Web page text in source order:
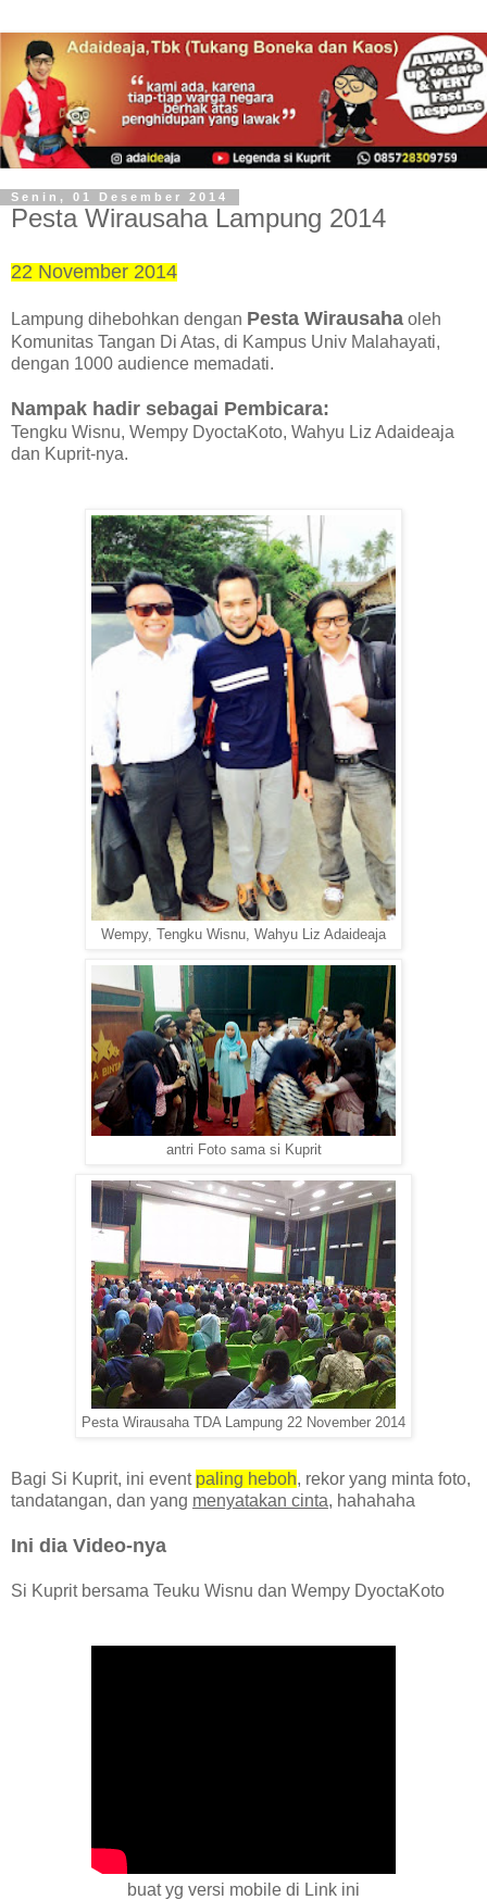
Senin, 01 Desember 2014
Pesta Wirausaha Lampung 2014
22 November 2014
Lampung dihebohkan dengan Pesta Wirausaha oleh
Komunitas Tangan Di Atas, di Kampus Univ Malahayati,
dengan 1000 audience memadati.
Nampak hadir sebagai Pembicara:
Tengku Wisnu, Wempy DyoctaKoto, Wahyu Liz Adaideaja
dan Kuprit-nya.
Wempy, Tengku Wisnu, Wahyu Liz Adaideaja
antri Foto sama si Kuprit
Pesta Wirausaha TDA Lampung 22 November 2014
Bagi Si Kuprit, ini event paling heboh, rekor yang minta foto,
tandatangan, dan yang menyatakan cinta, hahahaha
Ini dia Video-nya
Si Kuprit bersama Teuku Wisnu dan Wempy DyoctaKoto
buat yg versi mobile di Link ini